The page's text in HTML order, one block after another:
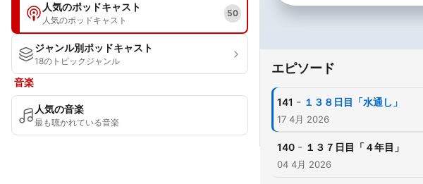
人気のポッドキャスト
人気のポッドキャスト
50
ジャンル別ポッドキャスト
18のトピックジャンル
音楽
人気の音楽
最も聴かれている音楽
エピソード
141 - １３８日目「水通し」
17 4月 2026
140 - １３７日目「４年目」
04 4月 2026